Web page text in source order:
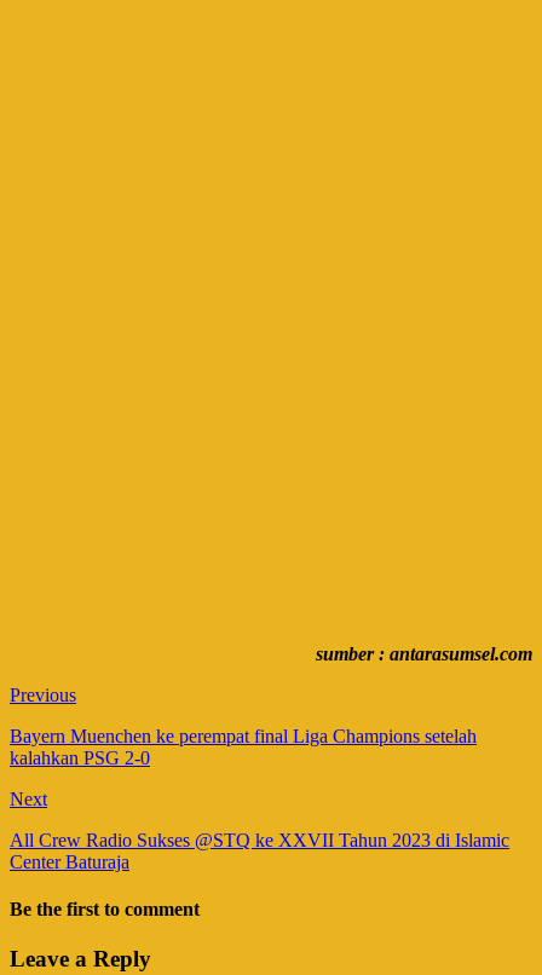
sumber : antarasumsel.com
Previous
Bayern Muenchen ke perempat final Liga Champions setelah
kalahkan PSG 2-0
Next
All Crew Radio Sukses @STQ ke XXVII Tahun 2023 di Islamic
Center Baturaja
Be the first to comment
Leave a Reply